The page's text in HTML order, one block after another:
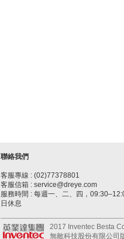
聯絡我們
客服專線 : (02)77378801
客服信箱 : service@dreye.com
服務時間 : 每週一、二、四，
日休息
2017 Inventec Besta
無敵科技股份有限公司